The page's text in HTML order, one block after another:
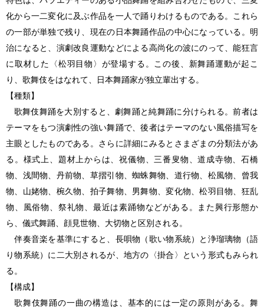
化から一二変化に及ぶ作品を一人で踊りわけるものである。これら
の一部が単独で残り、現在の日本舞踊作品の中心になっている。明
治になると、演劇改良運動などによる高尚化の波にのって、能狂言
に取材した〈松羽目物〉が登場する。この後、新舞踊運動が起こ
り、歌舞伎をはなれて、日本舞踊家が独立輩出する。
【種類】
歌舞伎舞踊を大別すると、劇舞踊と純舞踊に分けられる。前者は
テーマをもつ演劇性の強い舞踊で、後者はテーマのない風俗描写を
主眼としたものである。さらに詳細にみるとさまざまの分類法があ
る。様式上、題材上からは、祝儀物、三番叟物、道成寺物、石橋
物、浅間物、丹前物、草摺引物、蜘蛛舞物、道行物、松風物、曾我
物、山姥物、椀久物、拍子舞物、男舞物、変化物、松羽目物、狂乱
物、風俗物、祭礼物、最近は素踊物などがある。また興行形態か
ら、儀式舞踊、顔見世物、大切物と区別される。
伴奏音楽を基準にすると、長唄物（歌い物系統）と浄瑠璃物（語
り物系統）に二大別されるが、地方の〈掛合〉という形式もみられ
る。
【構成】
歌舞伎舞踊の一曲の構造は、基本的には一定の原則がある。舞